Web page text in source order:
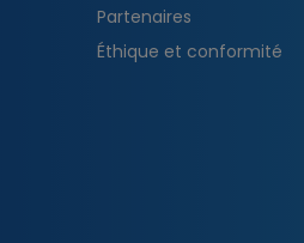
Partenaires
Éthique et conformité